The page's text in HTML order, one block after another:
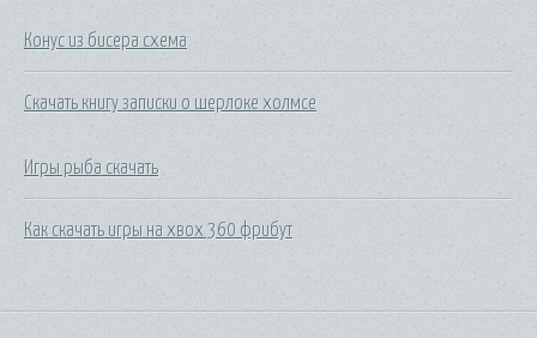
Конус из бисера схема
Скачать книгу записки о шерлоке холмсе
Игры рыба скачать
Как скачать игры на хвох 360 фрибут